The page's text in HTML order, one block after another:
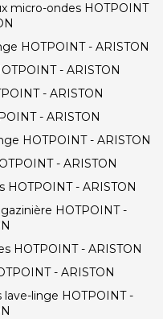
micro-ondes HOTPOINT
HOTPOINT - ARISTON
- ARISTON
- ARISTON
- ARISTON
HOTPOINT - ARISTON
- ARISTON
HOTPOINT - ARISTON
HOTPOINT -
HOTPOINT - ARISTON
- ARISTON
linge HOTPOINT -